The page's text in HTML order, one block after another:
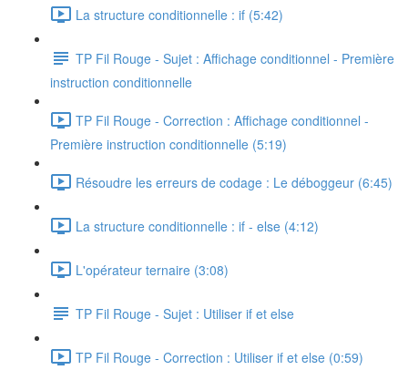
La structure conditionnelle : if (5:42)
TP Fil Rouge - Sujet : Affichage conditionnel - Première
instruction conditionnelle
TP Fil Rouge - Correction : Affichage conditionnel -
Première instruction conditionnelle (5:19)
Résoudre les erreurs de codage : Le déboggeur (6:45)
La structure conditionnelle : if - else (4:12)
L'opérateur ternaire (3:08)
TP Fil Rouge - Sujet : Utiliser if et else
TP Fil Rouge - Correction : Utiliser if et else (0:59)